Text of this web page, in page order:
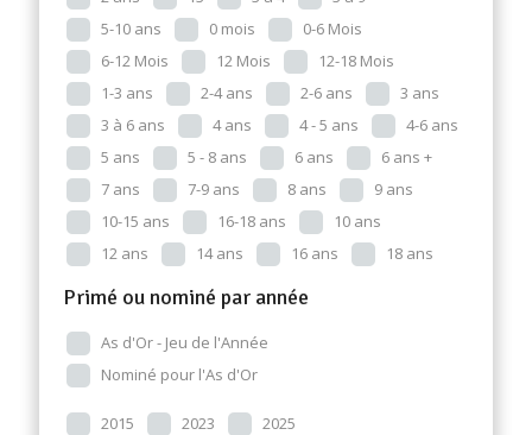
5-10 ans
0 mois
0-6 Mois
6-12 Mois
12 Mois
12-18 Mois
1-3 ans
2-4 ans 2-6 ans
3 ans
3 à 6 ans
4 ans 4 - 5 ans
4-6 ans
5 ans
5 - 8 ans 6 ans
6 ans +
7 ans
7-9 ans 8 ans
9 ans
10-15 ans
16-18 ans
10 ans
12 ans
14 ans 16 ans 18 ans
Primé ou nominé par année
As d'Or - Jeu de l'Année
Nominé pour l'As d'Or
2015 2023
2025